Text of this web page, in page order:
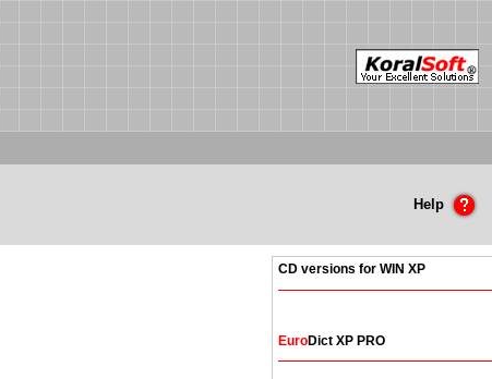
Help
CD versions for WIN XP
EuroDict XP PRO